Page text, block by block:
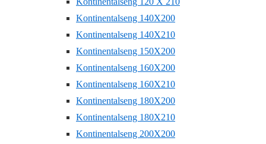
Kontinentalseng 140X200
Kontinentalseng 140X210
Kontinentalseng 150X200
Kontinentalseng 160X200
Kontinentalseng 160X210
Kontinentalseng 180X200
Kontinentalseng 180X210
Kontinentalseng 200X200